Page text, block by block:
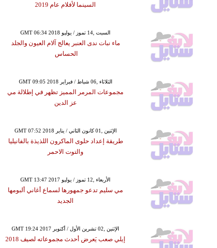
السينما لأفلام عام 2019
GMT 06:34 2018 السبت ,14 تموز / يوليو
ماء نبات ندى العنبر يعالج آلام العيون والجلد
الحساس
GMT 09:05 2018 الثلاثاء ,06 شباط / فبراير
مجموعات المرمر المميز تظهر في إطلالة مي
عز الدين
GMT 07:52 2018 الإثنين ,01 كانون الثاني / يناير
طريقة إعداد حلوى الماكرون اللذيذة بالفانيليا
والتوت الاحمر
GMT 13:47 2017 الأربعاء ,12 تموز / يوليو
مي سليم تدعو جمهورها لسماع أغاني ألبومها
الجديد
GMT 19:24 2017 الإثنين ,02 تشرين الأول / أكتوبر
إيلي صعب يَعرض أحدث مجموعاته لصيف 2018